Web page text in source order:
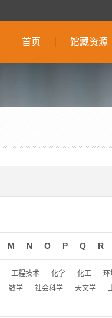
首页 馆藏资源
M N O P Q R
工程技术 化学 化工 环
数学 社会科学 天文学